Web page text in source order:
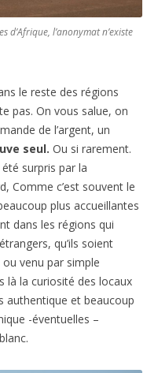
d’Afrique, l’anonymat n’existe
le reste des régions
pas. On vous salue, on
de l’argent, un
seul. Ou si rarement.
été surpris par la
Comme c’est souvent le
plus accueillantes
dans les régions qui
qu’ils soient
venu par simple
là la curiosité des locaux
authentique et beaucoup
-éventuelles –